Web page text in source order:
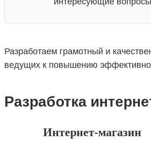
Разработаем грамотный и
ведущих к повышению
Разработка
Интернет-магазин